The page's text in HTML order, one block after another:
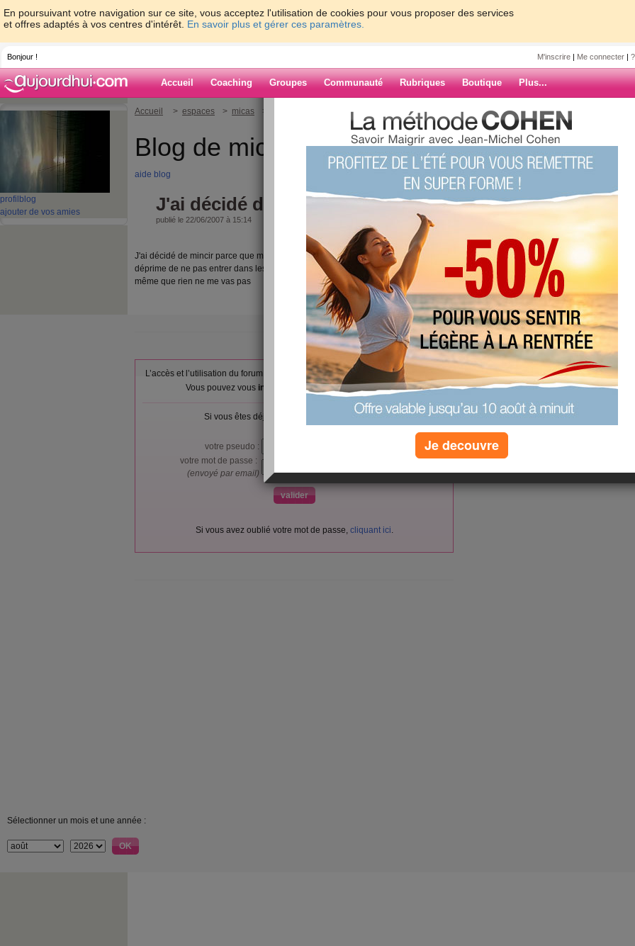
En poursuivant votre navigation sur ce site, vous acceptez l'utilisation de cookies pour vous proposer des services
et offres adaptés à vos centres d'intérêt. En savoir plus et gérer ces paramètres.
Bonjour ! M'inscrire | Me connecter |
Accueil Coaching Groupes Communauté Rubriques Boutique Plus...
profil blog
ajouter de vos amies
Accueil > espaces > micas > J'ai décidé de mincir
Blog de micas
aide blog
J'ai décidé de mincir
publié le 22/06/2007 à 15:14
J'ai décidé de mincir parce que mon poids n'a jamais été aussi élevé et ça me
déprime de ne pas entrer dans les vetements que j'ai toujours porté, je trouve
même que rien ne me vas pas
(0) commentaires
L’accès et l’utilisation du forum sont réservés aux membres d'Aujourdhui.com.
Vous pouvez vous inscrire gratuitementencliquant ici.
Si vous êtes déjà membre, connectez-vous ici :
votre pseudo :
votre mot de passe :
(envoyé par email)
Si vous avez oublié votre mot de passe, cliquant ici.
ARCHIVES
Sélectionner un mois et une année :
Je decouvre